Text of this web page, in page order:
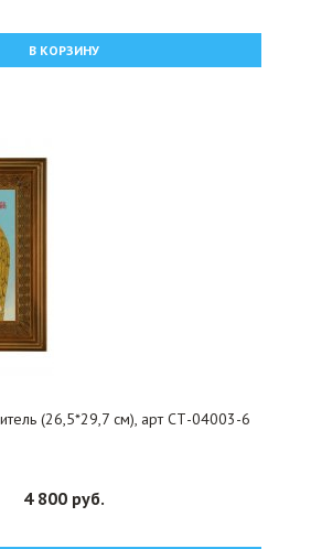
В КОРЗИНУ
(26,5*29,7 см), арт СТ-04003-6
4 800 руб.